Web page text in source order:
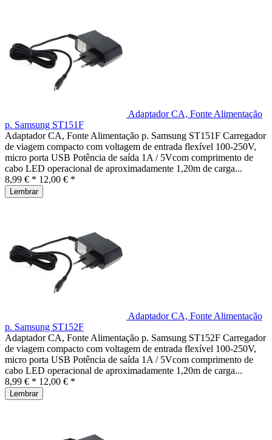
Adaptador CA, Fonte Alimentação
p. Samsung ST151F
Adaptador CA, Fonte Alimentação p. Samsung ST151F Carregador
de viagem compacto com voltagem de entrada flexível 100-250V,
micro porta USB Potência de saída 1A / 5Vcom comprimento de
cabo LED operacional de aproximadamente 1,20m de carga...
8,99 € * 12,00 € *
Lembrar
Adaptador CA, Fonte Alimentação
p. Samsung ST152F
Adaptador CA, Fonte Alimentação p. Samsung ST152F Carregador
de viagem compacto com voltagem de entrada flexível 100-250V,
micro porta USB Potência de saída 1A / 5Vcom comprimento de
cabo LED operacional de aproximadamente 1,20m de carga...
8,99 € * 12,00 € *
Lembrar